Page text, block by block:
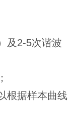
2-5次谐波
据样本曲线